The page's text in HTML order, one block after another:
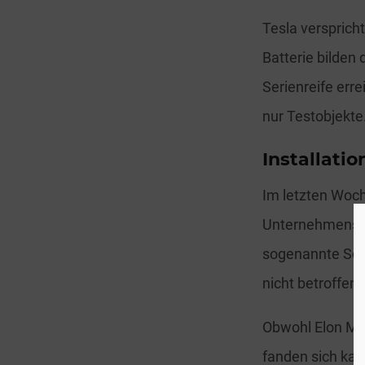
Tesla
Batterie bilden
Serienreife
nur Testobjekte.
Im letzten
Unternehmens
sogenannte
nicht betroffen.
Obwohl Elon
fanden sich